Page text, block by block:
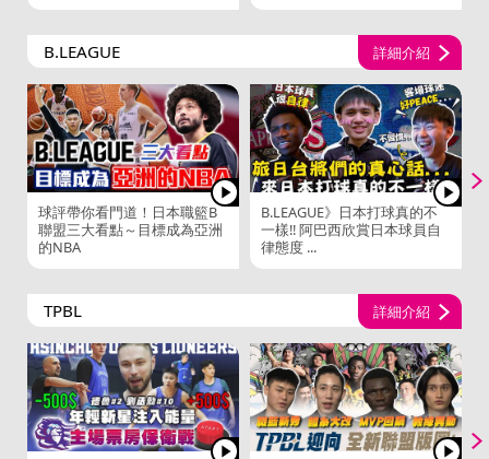
B.LEAGUE 詳細介紹
球評帶你看門道！日本職籃B
聯盟三大看點～目標成為亞洲
的NBA
B.LEAGUE》日本打球真的不
一樣!! 阿巴西欣賞日本球員自
律態度 ...
TPBL 詳細介紹